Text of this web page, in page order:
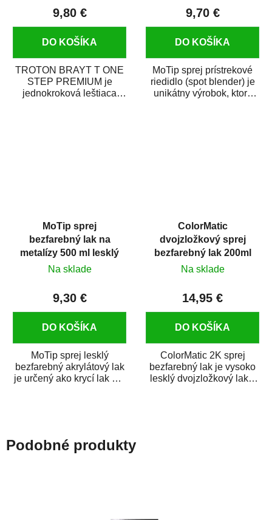
9,80 €
DO KOŠÍKA
TROTON BRAYT T ONE
STEP PREMIUM je
jednokroková leštiaca
9,70 €
DO KOŠÍKA
MoTip sprej prístrekové
riedidlo (spot blender) je
unikátny výrobok, ktorý
MoTip sprej
bezfarebný lak na
metalízy 500 ml lesklý
Na sklade
9,30 €
DO KOŠÍKA
MoTip sprej lesklý
bezfarebný akrylátový lak
je určený ako krycí lak pre
ColorMatic
dvojzložkový sprej
bezfarebný lak 200ml
Na sklade
14,95 €
DO KOŠÍKA
ColorMatic 2K sprej
bezfarebný lak je vysoko
lesklý dvojzložkový lak s
Podobné produkty